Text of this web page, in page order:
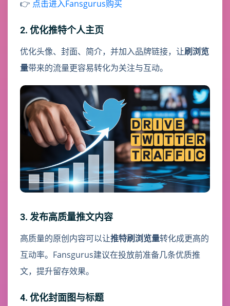
👉 点击进入Fansgurus购买
2. 优化推特个人主页
优化头像、封面、简介，并加入品牌链接，让刷浏览
量带来的流量更容易转化为关注与互动。
3. 发布高质量推文内容
高质量的原创内容可以让推特刷浏览量转化成更高的
互动率。Fansgurus建议在投放前准备几条优质推
文，提升留存效果。
4. 优化封面图与标题